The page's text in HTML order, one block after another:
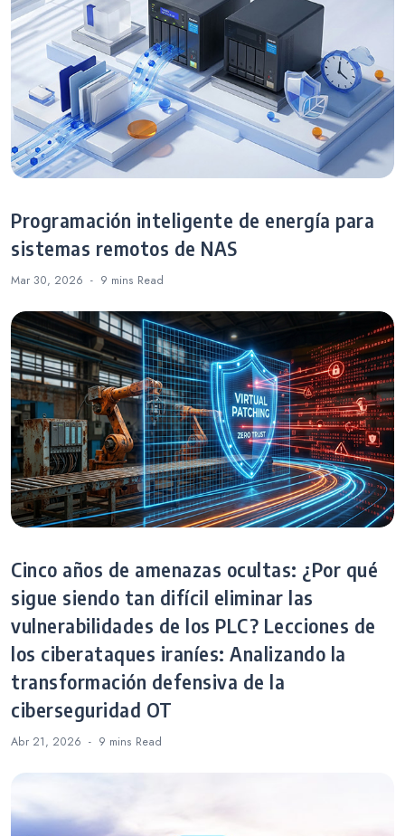
Programación inteligente de energía para
sistemas remotos de NAS
Mar 30, 2026 9 mins Read
Cinco años de amenazas ocultas: ¿Por qué
sigue siendo tan difícil eliminar las
vulnerabilidades de los PLC? Lecciones de
los ciberataques iraníes: Analizando la
transformación defensiva de la
ciberseguridad OT
Abr 21, 2026 9 mins Read